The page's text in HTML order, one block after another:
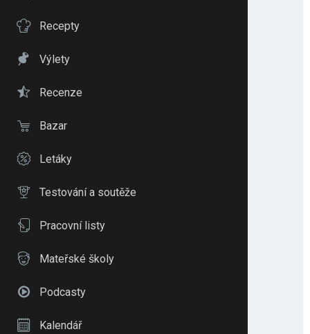
Recepty
Výlety
Recenze
Bazar
Letáky
Testování a soutěže
Pracovní listy
Mateřské školy
Podcasty
Kalendář